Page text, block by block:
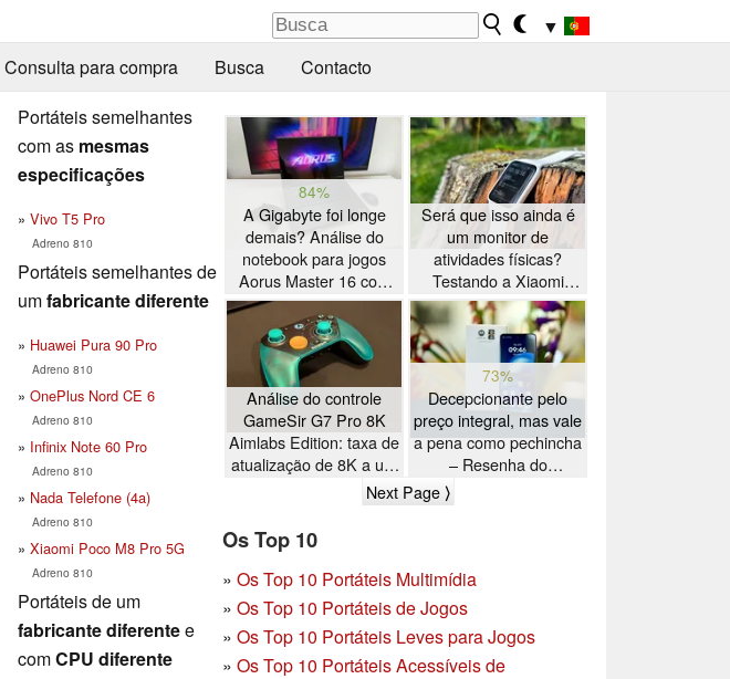
▼
Consulta para compra Busca Contacto
Portáteis semelhantes
com as mesmas
especificações
Vivo T5 Pro
Adreno 810
Portáteis semelhantes de
umfabricante diferente
Huawei Pura 90 Pro
Adreno 810
OnePlus Nord CE 6
Adreno 810
Infinix Note 60 Pro
Adreno 810
Nada Telefone (4a)
Adreno 810
Xiaomi Poco M8 Pro 5G
Adreno 810
Portáteis de um
fabricante diferentee
comCPU diferente
84%
A Gigabyte foi longe
demais? Análise do
notebook para jogos
Aorus Master 16 com
AMD Zen 5
Será que isso ainda é
um monitor de
atividades físicas?
Testando a Xiaomi
Smart Band 10 Pro
Análise do controle
GameSir G7 Pro 8K
Aimlabs Edition: taxa de
atualização de 8K a um
preço acessível
73%
Decepcionante pelo
preço integral, mas vale
a pena como pechincha
– Resenha do
smartphone Motorola
Next Page ⟩
Os Top 10
» Os Top 10 Portáteis Multimídia
» Os Top 10 Portáteis de Jogos
» Os Top 10 Portáteis Leves para Jogos
» Os Top 10 Portáteis Acessíveis de